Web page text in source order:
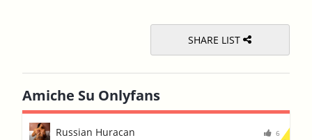
SHARE LIST
Amiche Su Onlyfans
Russian Huracan 6